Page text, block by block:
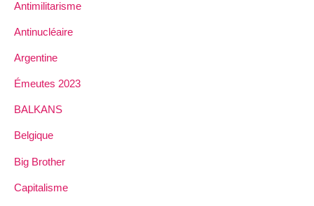
Antimilitarisme
Antinucléaire
Argentine
Émeutes 2023
BALKANS
Belgique
Big Brother
Capitalisme